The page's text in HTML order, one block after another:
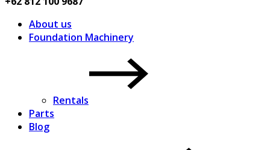
About us
Foundation Machinery
Rentals
Parts
Blog